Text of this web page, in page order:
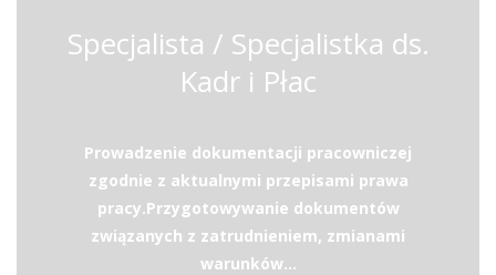
Specjalista / Specjalistka ds.
Kadr i Płac
Prowadzenie dokumentacji pracowniczej
zgodnie z aktualnymi przepisami prawa
pracy.Przygotowywanie dokumentów
związanych z zatrudnieniem, zmianami
warunków...